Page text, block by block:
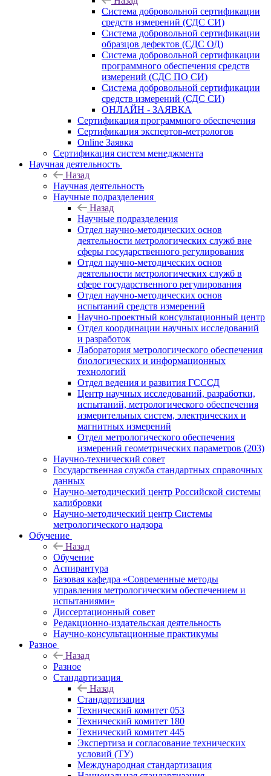
Система добровольной сертификации
средств измерений (СДС СИ)
Система добровольной сертификации
образцов дефектов (СДС ОД)
Система добровольной сертификации
программного обеспечения средств
измерений (СДС ПО СИ)
Система добровольной сертификации
средств измерений (СДС СИ)
ОНЛАЙН - ЗАЯВКА
Сертификация программного обеспечения
Сертификация экспертов-метрологов
Online Заявка
Сертификация систем менеджмента
Научная деятельность
Назад
Научная деятельность
Научные подразделения
Назад
Научные подразделения
Отдел научно-методических основ
деятельности метрологических служб вне
сферы государственного регулирования
Отдел научно-методических основ
деятельности метрологических служб в
сфере государственного регулирования
Отдел научно-методических основ
испытаний средств измерений
Научно-проектный консультационный центр
Отдел координации научных исследований
и разработок
Лаборатория метрологического обеспечения
биологических и информационных
технологий
Отдел ведения и развития ГСССД
Центр научных исследований, разработки,
испытаний, метрологического обеспечения
измерительных систем, электрических и
магнитных измерений
Отдел метрологического обеспечения
измерений геометрических параметров (203)
Научно-технический совет
Государственная служба стандартных справочных
данных
Научно-методический центр Российской системы
калибровки
Научно-методический центр Системы
метрологического надзора
Обучение
Назад
Обучение
Аспирантура
Базовая кафедра «Современные методы
управления метрологическим обеспечением и
испытаниями»
Диссертационный совет
Редакционно-издательская деятельность
Научно-консультационные практикумы
Разное
Назад
Разное
Стандартизация
Назад
Стандартизация
Технический комитет 053
Технический комитет 180
Технический комитет 445
Экспертиза и согласование технических
условий (ТУ)
Международная стандартизация